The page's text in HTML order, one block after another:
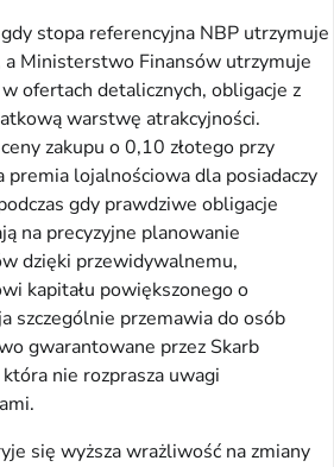
stopa referencyjna NBP utrzymuje
Ministerstwo Finansów utrzymuje
ofertach detalicznych, obligacje z
warstwę atrakcyjności.
zakupu o 0,10 złotego przy
premia lojalnościowa dla posiadaczy
gdy prawdziwe obligacje
na precyzyjne planowanie
dzięki przewidywalnemu,
kapitału powiększonego o
szczególnie przemawia do osób
gwarantowane przez Skarb
nie rozprasza uwagi
się wyższa wrażliwość na zmiany